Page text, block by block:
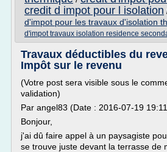
credit d impot pour l isolation
d'impot pour les travaux d'isolation
d'impot travaux isolation residence
Travaux déductibles du
Impôt sur le revenu
(Votre post sera visible sous le
validation)
Par angel83 (Date : 2016-07-19
Bonjour,
j'ai dû faire appel à un paysagiste
se trouve juste devant la terrasse de